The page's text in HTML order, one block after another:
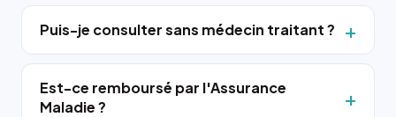
Puis-je consulter sans médecin traitant ?
Est-ce remboursé par l'Assurance
Maladie ?